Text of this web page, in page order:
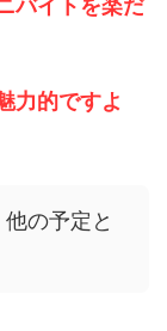
バイトを楽だ
力的ですよ
の予定と